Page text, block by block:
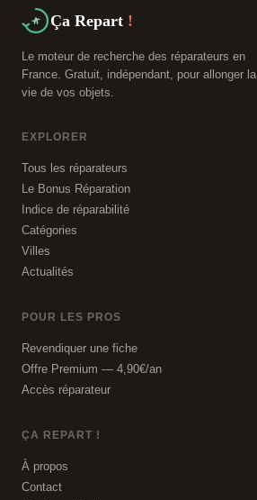
Ça Repart !
Le moteur de recherche des réparateurs en
France. Gratuit, indépendant, pour allonger la
vie de vos objets.
EXPLORER
Tous les réparateurs
Le Bonus Réparation
Indice de réparabilité
Catégories
Villes
Actualités
POUR LES PROS
Revendiquer une fiche
Offre Premium — 4,90€/an
Accès réparateur
ÇA REPART !
À propos
Contact